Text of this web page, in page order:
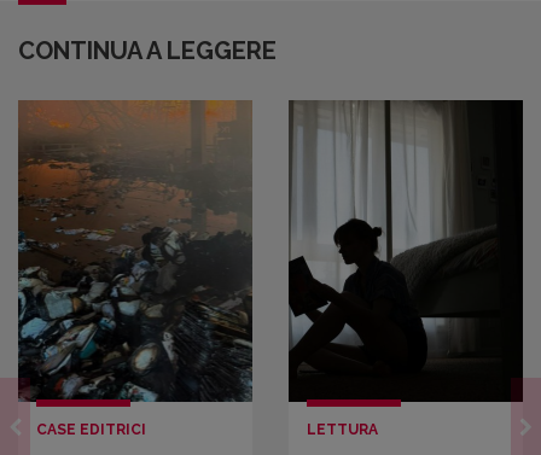
CONTINUA A LEGGERE
CASE EDITRICI LETTURA